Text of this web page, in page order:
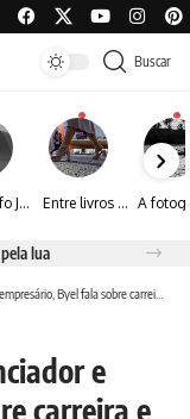
Buscar
Fotógrafo José Roberto apresenta um olhar sensível sobre arquitetura, formas e luz na fotografia Entre livros e fotografia autoral, Sebastião Reis consolida uma trajetória marcada pelo olhar artístico
lua
carreira e o impacto da internet nos negócios
e
carreira e